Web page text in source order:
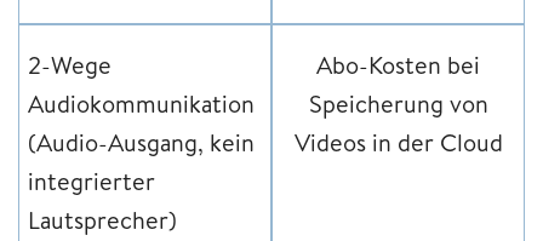
2-Wege
Audiokommunikation
(Audio-Ausgang, kein
integrierter
Lautsprecher)
Abo-Kosten bei
Speicherung von
Videos in der Cloud